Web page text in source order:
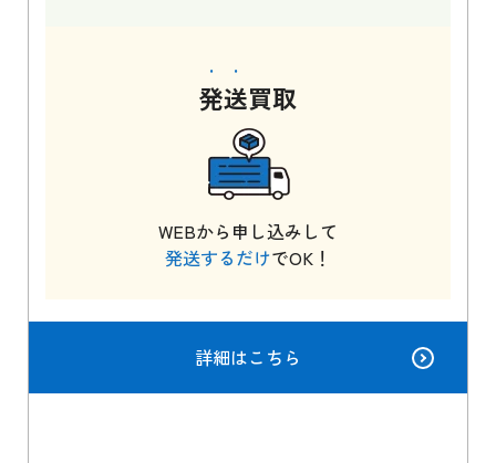
発送買取
WEBから申し込みして
発送するだけでOK！
詳細はこちら